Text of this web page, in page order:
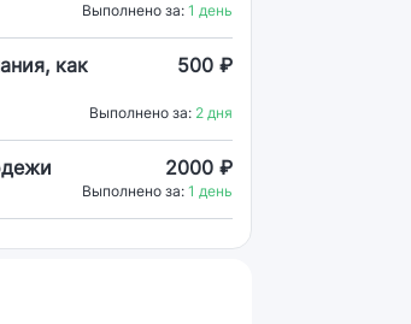
Выполнено за: 1 день
как
500 ₽
Выполнено за: 2 дня
2000 ₽
Выполнено за: 1 день